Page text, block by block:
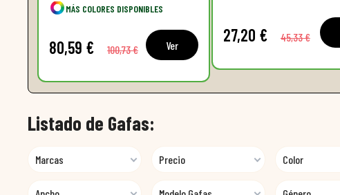
MÁS COLORES DISPONIBLES
80,59 € 100,73 € Ver
27,20 € 45,33 €
Listado de Gafas:
Marcas Precio Color